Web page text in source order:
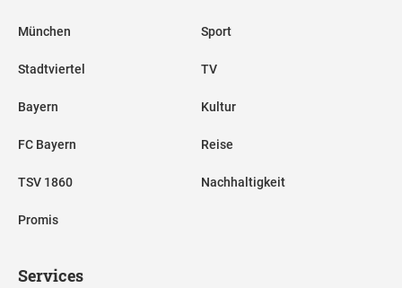
München
Stadtviertel
Bayern
FC Bayern
TSV 1860
Promis
Sport
TV
Kultur
Reise
Nachhaltigkeit
Services